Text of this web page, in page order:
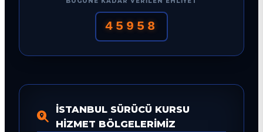
45958
İSTANBUL SÜRÜCÜ KURSU
HIZMET BÖLGELERIMIZ